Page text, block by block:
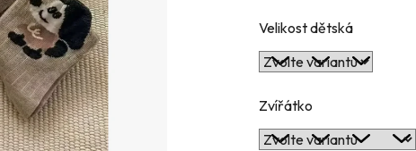
Velikost dětská
Zvířátko